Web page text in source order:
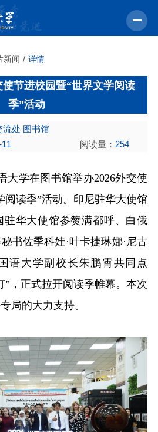
）
新闻 详情
使节进校园暨“世界文学阅读
季”活动
流处 图书馆
阅读量： 254
大学在图书馆举办2026外交使
阅读季”活动。印尼驻华大使馆
驻华大使馆参赞满都呼、白俄
书佐季科娃·叶卡捷琳娜·尼古
语大学副校长朱鹏霄共同点
”，正式拉开阅读季帷幕。本次
局的大力支持。